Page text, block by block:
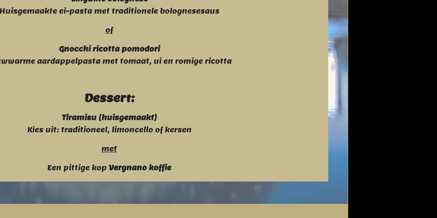
ei-pasta met traditionele bolognesesaus
of
Gnocchi ricotta pomodori
aardappelpasta met tomaat, ui en romige ricotta
Dessert:
Tiramisu (huisgemaakt)
Kies uit: traditioneel, limoncello of kersen
met
Een pittige kop Vergnano koffie